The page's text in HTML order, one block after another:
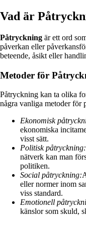
Vad är
Påtryckning är ett ord
påverkan eller
beteende, åsikt eller
Metoder för
Påtryckning kan ta olika
några vanliga metoder för
Ekonomisk
ekonomiska
visst sätt.
Politisk påtryckning:
nätverk kan man
politiken.
Social påtryckning:
eller normer inom
viss standard.
Emotionell
känslor som skuld,